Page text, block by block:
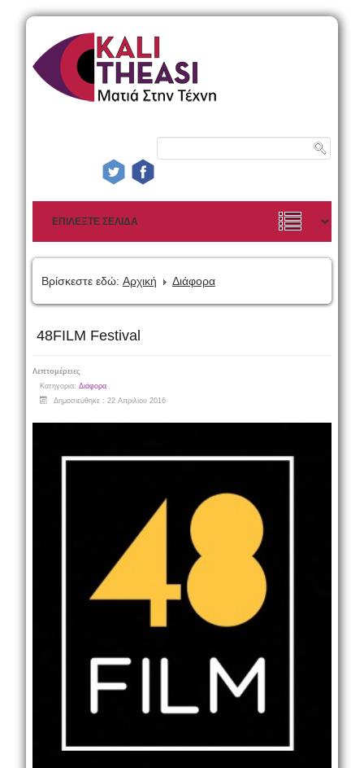
Βρίσκεστε εδώ: Αρχική Διάφορα
48FILM Festival
Λεπτομέρειες
Κατηγορία: Διάφορα
Δημοσιεύθηκε : 22 Απριλίου 2016